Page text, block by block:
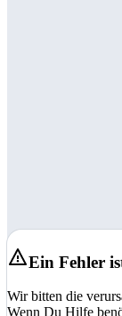
Ein Fehler
Wir bitten die
Wenn Du Hilfe